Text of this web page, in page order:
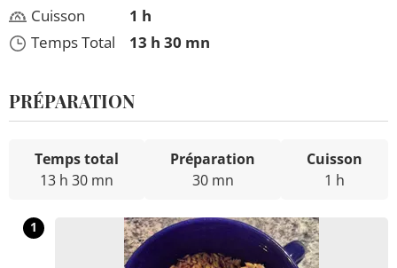
Cuisson
Temps Total
1 h
13 h 30 mn
PRÉPARATION
Temps total
13 h 30 mn
Préparation
30 mn
Cuisson
1 h
1